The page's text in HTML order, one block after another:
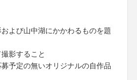
よび山中湖にかかわるものを題
影すること
予定の無いオリジナルの自作品